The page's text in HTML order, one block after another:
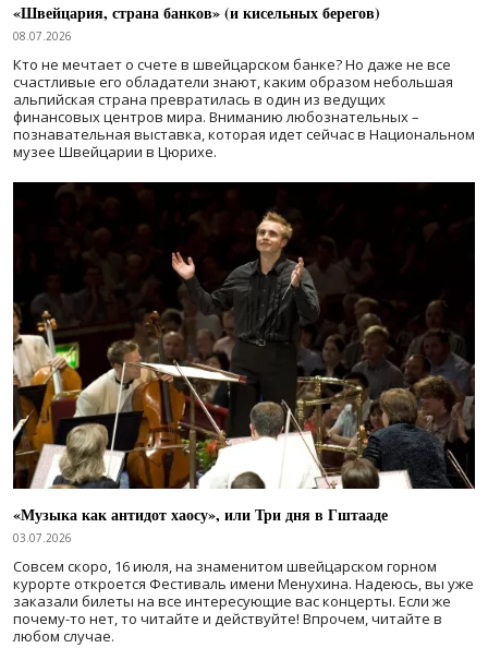
«Швейцария, страна банков» (и кисельных берегов)
08.07.2026
Кто не мечтает о счете в швейцарском банке? Но даже не все
счастливые его обладатели знают, каким образом небольшая
альпийская страна превратилась в один из ведущих
финансовых центров мира. Вниманию любознательных –
познавательная выставка, которая идет сейчас в Национальном
музее Швейцарии в Цюрихе.
«Музыка как антидот хаосу», или Три дня в Гштааде
03.07.2026
Совсем скоро, 16 июля, на знаменитом швейцарском горном
курорте откроется Фестиваль имени Менухина. Надеюсь, вы уже
заказали билеты на все интересующие вас концерты. Если же
почему-то нет, то читайте и действуйте! Впрочем, читайте в
любом случае.